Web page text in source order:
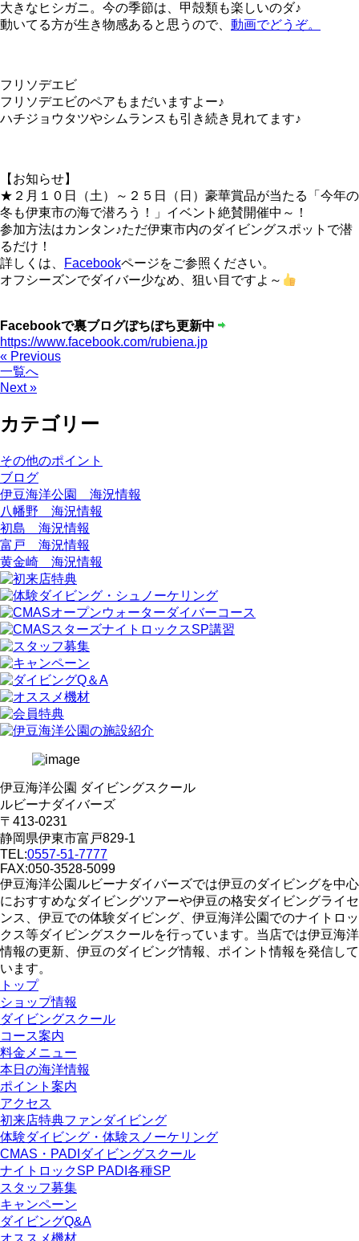
大きなヒシガニ。今の季節は、甲殻類も楽しいのダ♪
動いてる方が生き物感あると思うので、 動画でどうぞ。
フリソデエビ
フリソデエビのペアもまだいますよー♪
ハチジョウタツやシムランスも引き続き見れてます♪
【お知らせ】
★２月１０日（土）～２５日（日）豪華賞品が当たる
「今年の
冬も伊東市の海で潜ろう！」イベント絶賛開催中～ ！
参加方法はカンタン♪ただ伊東市内のダイビングスポットで潜
るだけ！
詳しくは、
Facebookページをご参照ください。
オフシーズンでダイバー少なめ、狙い目ですよ～
Facebookで裏ブログぼちぼち更新中
https://www.facebook.com/rubiena.jp
« Previous
一覧へ
Next »
カテゴリー
その他のポイント
ブログ
伊豆海洋公園 海況情報
八幡野 海況情報
初島 海況情報
富戸 海況情報
黄金崎 海況情報
伊豆海洋公園 ダイビングスクール
ルビーナダイバーズ
〒413-0231
静岡県伊東市富戸829-1
TEL:0557-51-7777
FAX:050-3528-5099
伊豆海洋公園ルビーナダイバーズでは伊豆のダイビングを中心
におすすめなダイビングツアーや伊豆の格安ダイビングライセ
ンス、伊豆での体験ダイビング、伊豆海洋公園でのナイトロッ
クス等ダイビングスクールを行っています。当店では伊豆海洋
情報の更新、伊豆のダイビング情報、ポイント情報を発信して
います。
トップ
ショップ情報
ダイビングスクール
コース案内
料金メニュー
本日の海洋情報
ポイント案内
アクセス
初来店特典ファンダイビング
体験ダイビング・体験スノーケリング
CMAS・PADIダイビングスクール
ナイトロックSP PADI各種SP
スタッフ募集
キャンペーン
ダイビングQ&A